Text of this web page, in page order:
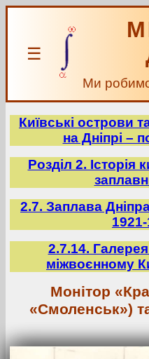
☰
Ми робимо
Київські острови
на Дніпрі –
Розділ 2. Історія
2.7. Заплава
2.7.14.
міжвоєнному
Монітор
«Смоленськ»)